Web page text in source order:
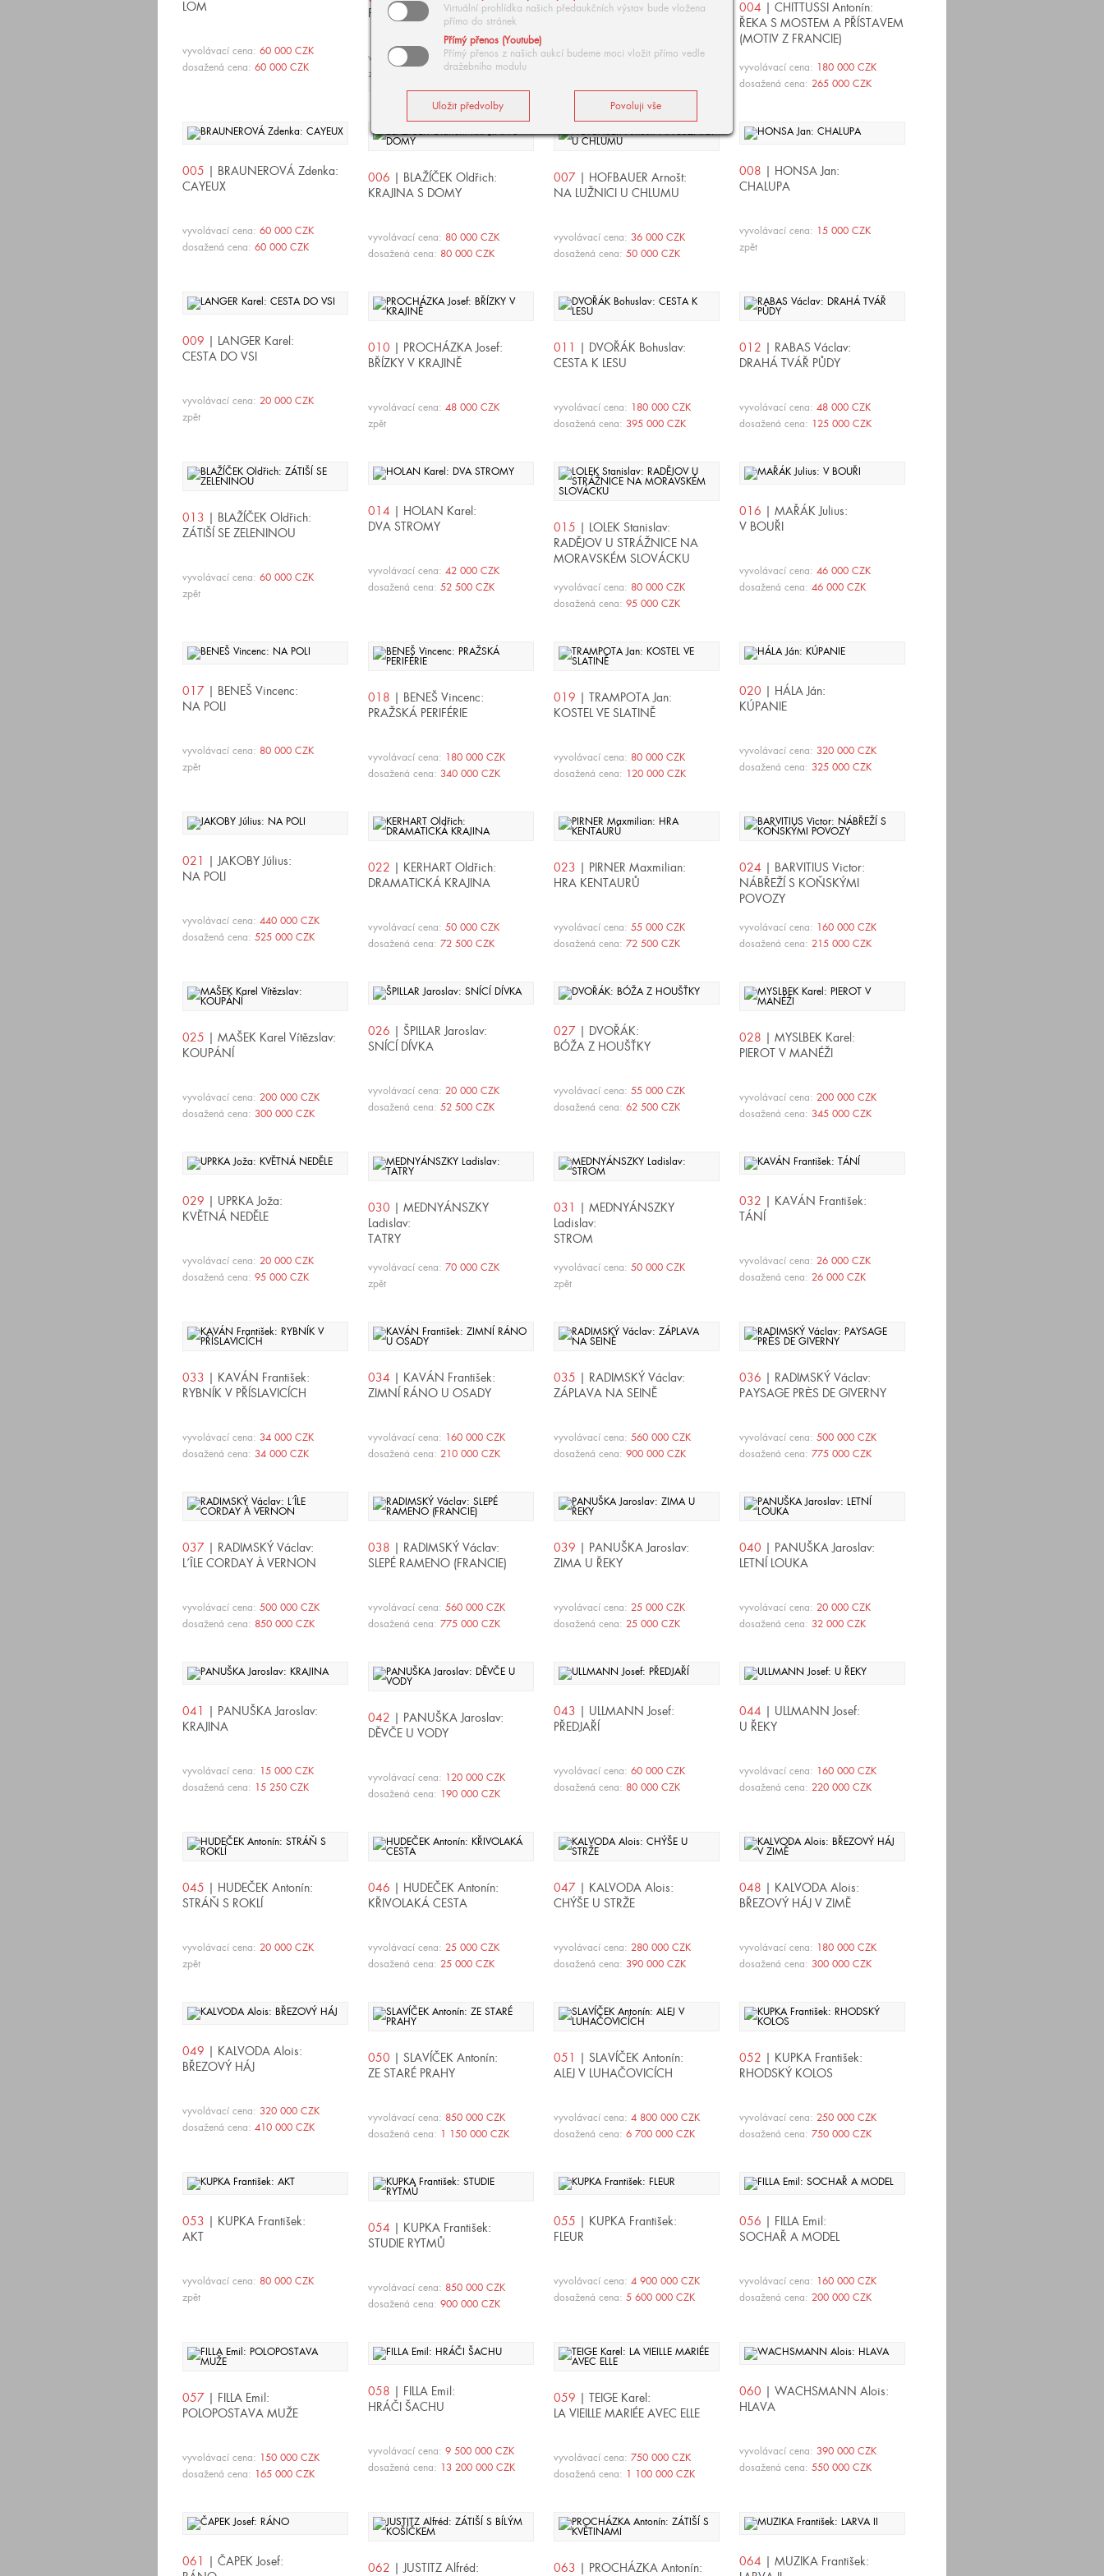
Virtuální prohlídka našich předaukčních výstav bude vložena
přímo do stránek
Přímý přenos (Youtube)
Přímý přenos z našich aukcí budeme moci vložit přímo vedle
dražebního modulu
LOM
vyvolávací cena: 60 000 CZK
dosažená cena: 60 000 CZK
PINIOVÝ HÁJ
vyvolávací cena:90 000 CZK
zpět
NUDVOJOVICE U TURNOVA
vyvolávací cena:900 000 CZK
004 | CHITTUSSI Antonín:
ŘEKA S MOSTEM A PŘÍSTAVEM
(MOTIV Z FRANCIE)
vyvolávací cena: 180 000 CZK
dosažená cena: 265 000 CZK
005 | BRAUNEROVÁ Zdenka:
CAYEUX
vyvolávací cena: 60 000 CZK
dosažená cena: 60 000 CZK
006 | BLAŽÍČEK Oldřich:
KRAJINA S DOMY
vyvolávací cena: 80 000 CZK
dosažená cena: 80 000 CZK
007 | HOFBAUER Arnošt:
NA LUŽNICI U CHLUMU
vyvolávací cena: 36 000 CZK
dosažená cena: 50 000 CZK
008 | HONSA Jan:
CHALUPA
vyvolávací cena: 15 000 CZK
zpět
009 | LANGER Karel:
CESTA DO VSI
vyvolávací cena: 20 000 CZK
zpět
010 | PROCHÁZKA Josef:
BŘÍZKY V KRAJINĚ
vyvolávací cena: 48 000 CZK
zpět
011 | DVOŘÁK Bohuslav:
CESTA K LESU
vyvolávací cena: 180 000 CZK
dosažená cena: 395 000 CZK
012 | RABAS Václav:
DRAHÁ TVÁŘ PŮDY
vyvolávací cena: 48 000 CZK
dosažená cena: 125 000 CZK
013 | BLAŽÍČEK Oldřich:
ZÁTIŠÍ SE ZELENINOU
vyvolávací cena: 60 000 CZK
zpět
014 | HOLAN Karel:
DVA STROMY
vyvolávací cena: 42 000 CZK
dosažená cena: 52 500 CZK
015 | LOLEK Stanislav:
RADĚJOV U STRÁŽNICE NA
MORAVSKÉM SLOVÁCKU
vyvolávací cena: 80 000 CZK
dosažená cena: 95 000 CZK
016 | MAŘÁK Julius:
V BOUŘI
vyvolávací cena: 46 000 CZK
dosažená cena: 46 000 CZK
017 | BENEŠ Vincenc:
NA POLI
vyvolávací cena: 80 000 CZK
zpět
018 | BENEŠ Vincenc:
PRAŽSKÁ PERIFÉRIE
vyvolávací cena: 180 000 CZK
dosažená cena: 340 000 CZK
019 | TRAMPOTA Jan:
KOSTEL VE SLATINĚ
vyvolávací cena: 80 000 CZK
dosažená cena: 120 000 CZK
020 | HÁLA Ján:
KÚPANIE
vyvolávací cena: 320 000 CZK
dosažená cena: 325 000 CZK
021 | JAKOBY Július:
NA POLI
vyvolávací cena: 440 000 CZK
dosažená cena: 525 000 CZK
022 | KERHART Oldřich:
DRAMATICKÁ KRAJINA
vyvolávací cena: 50 000 CZK
dosažená cena: 72 500 CZK
023 | PIRNER Maxmilian:
HRA KENTAURŮ
vyvolávací cena: 55 000 CZK
dosažená cena: 72 500 CZK
024 | BARVITIUS Victor:
NÁBŘEŽÍ S KOŇSKÝMI
POVOZY
vyvolávací cena: 160 000 CZK
dosažená cena: 215 000 CZK
025 | MAŠEK Karel Vítězslav:
KOUPÁNÍ
vyvolávací cena: 200 000 CZK
dosažená cena: 300 000 CZK
026 | ŠPILLAR Jaroslav:
SNÍCÍ DÍVKA
vyvolávací cena: 20 000 CZK
dosažená cena: 52 500 CZK
027 | DVOŘÁK:
BÓŽA Z HOUŠŤKY
vyvolávací cena: 55 000 CZK
dosažená cena: 62 500 CZK
028 | MYSLBEK Karel:
PIEROT V MANÉŽI
vyvolávací cena: 200 000 CZK
dosažená cena: 345 000 CZK
029 | UPRKA Joža:
KVĚTNÁ NEDĚLE
vyvolávací cena: 20 000 CZK
dosažená cena: 95 000 CZK
030 | MEDNYÁNSZKY
Ladislav:
TATRY
vyvolávací cena: 70 000 CZK
zpět
031 | MEDNYÁNSZKY
Ladislav:
STROM
vyvolávací cena: 50 000 CZK
zpět
032 | KAVÁN František:
TÁNÍ
vyvolávací cena: 26 000 CZK
dosažená cena: 26 000 CZK
033 | KAVÁN František:
RYBNÍK V PŘÍSLAVICÍCH
vyvolávací cena: 34 000 CZK
dosažená cena: 34 000 CZK
034 | KAVÁN František:
ZIMNÍ RÁNO U OSADY
vyvolávací cena: 160 000 CZK
dosažená cena: 210 000 CZK
035 | RADIMSKÝ Václav:
ZÁPLAVA NA SEINĚ
vyvolávací cena: 560 000 CZK
dosažená cena: 900 000 CZK
036 | RADIMSKÝ Václav:
PAYSAGE PRÈS DE GIVERNY
vyvolávací cena: 500 000 CZK
dosažená cena: 775 000 CZK
037 | RADIMSKÝ Václav:
L´ÎLE CORDAY À VERNON
vyvolávací cena: 500 000 CZK
dosažená cena: 850 000 CZK
038 | RADIMSKÝ Václav:
SLEPÉ RAMENO (FRANCIE)
vyvolávací cena: 560 000 CZK
dosažená cena: 775 000 CZK
039 | PANUŠKA Jaroslav:
ZIMA U ŘEKY
vyvolávací cena: 25 000 CZK
dosažená cena: 25 000 CZK
040 | PANUŠKA Jaroslav:
LETNÍ LOUKA
vyvolávací cena: 20 000 CZK
dosažená cena: 32 000 CZK
041 | PANUŠKA Jaroslav:
KRAJINA
vyvolávací cena: 15 000 CZK
dosažená cena: 15 250 CZK
042 | PANUŠKA Jaroslav:
DĚVČE U VODY
vyvolávací cena: 120 000 CZK
dosažená cena: 190 000 CZK
043 | ULLMANN Josef:
PŘEDJAŘÍ
vyvolávací cena: 60 000 CZK
dosažená cena: 80 000 CZK
044 | ULLMANN Josef:
U ŘEKY
vyvolávací cena: 160 000 CZK
dosažená cena: 220 000 CZK
045 | HUDEČEK Antonín:
STRÁŇ S ROKLÍ
vyvolávací cena: 20 000 CZK
zpět
046 | HUDEČEK Antonín:
KŘIVOLAKÁ CESTA
vyvolávací cena: 25 000 CZK
dosažená cena: 25 000 CZK
047 | KALVODA Alois:
CHÝŠE U STRŽE
vyvolávací cena: 280 000 CZK
dosažená cena: 390 000 CZK
048 | KALVODA Alois:
BŘEZOVÝ HÁJ V ZIMĚ
vyvolávací cena: 180 000 CZK
dosažená cena: 300 000 CZK
049 | KALVODA Alois:
BŘEZOVÝ HÁJ
vyvolávací cena: 320 000 CZK
dosažená cena: 410 000 CZK
050 | SLAVÍČEK Antonín:
ZE STARÉ PRAHY
vyvolávací cena: 850 000 CZK
dosažená cena: 1 150 000 CZK
051 | SLAVÍČEK Antonín:
ALEJ V LUHAČOVICÍCH
vyvolávací cena: 4 800 000 CZK
dosažená cena: 6 700 000 CZK
052 | KUPKA František:
RHODSKÝ KOLOS
vyvolávací cena: 250 000 CZK
dosažená cena: 750 000 CZK
053 | KUPKA František:
AKT
vyvolávací cena: 80 000 CZK
zpět
054 | KUPKA František:
STUDIE RYTMŮ
vyvolávací cena: 850 000 CZK
dosažená cena: 900 000 CZK
055 | KUPKA František:
FLEUR
vyvolávací cena: 4 900 000 CZK
dosažená cena: 5 600 000 CZK
056 | FILLA Emil:
SOCHAŘ A MODEL
vyvolávací cena: 160 000 CZK
dosažená cena: 200 000 CZK
057 | FILLA Emil:
POLOPOSTAVA MUŽE
vyvolávací cena: 150 000 CZK
dosažená cena: 165 000 CZK
058 | FILLA Emil:
HRÁČI ŠACHU
vyvolávací cena: 9 500 000 CZK
dosažená cena: 13 200 000 CZK
059 | TEIGE Karel:
LA VIEILLE MARIÉE AVEC ELLE
vyvolávací cena: 750 000 CZK
dosažená cena: 1 100 000 CZK
060 | WACHSMANN Alois:
HLAVA
vyvolávací cena: 390 000 CZK
dosažená cena: 550 000 CZK
061 | ČAPEK Josef:
062 | JUSTITZ Alfréd: 063 | PROCHÁZKA Antonín: 064 | MUZIKA František: